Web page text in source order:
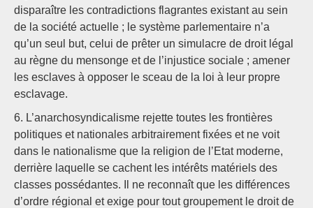
disparaître les contradictions flagrantes existant au sein
de la société actuelle ; le système parlementaire n’a
qu’un seul but, celui de prêter un simulacre de droit légal
au règne du mensonge et de l’injustice sociale ; amener
les esclaves à opposer le sceau de la loi à leur propre
esclavage.
6. L’anarchosyndicalisme rejette toutes les frontières
politiques et nationales arbitrairement fixées et ne voit
dans le nationalisme que la religion de l’Etat moderne,
derrière laquelle se cachent les intérêts matériels des
classes possédantes. Il ne reconnaît que les différences
d’ordre régional et exige pour tout groupement le droit de